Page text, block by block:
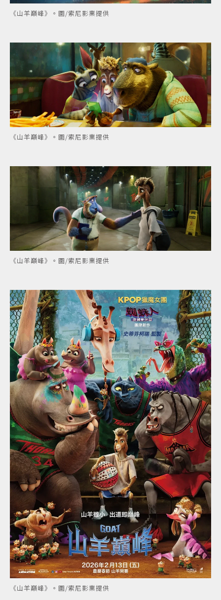
《山羊巔峰》。圖/索尼影業提供
《山羊巔峰》。圖/索尼影業提供
《山羊巔峰》。圖/索尼影業提供
《山羊巔峰》。圖/索尼影業提供